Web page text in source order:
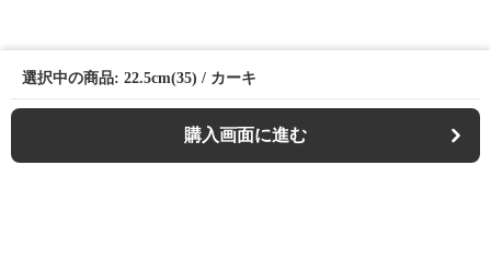
選択中の商品: 22.5cm(35) / カーキ
購入画面に進む